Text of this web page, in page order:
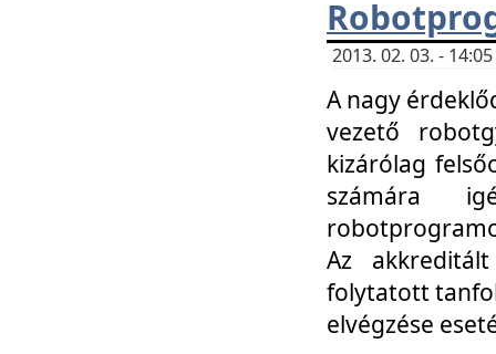
2013. 02. 03. -
A nagy
vezető
kizárólag
számára
Az
folytatott
elvégzése